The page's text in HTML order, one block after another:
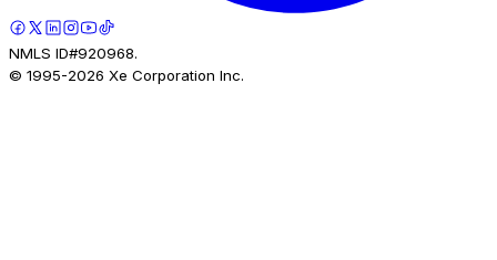
NMLS ID#920968.
© 1995-2026 Xe Corporation Inc.